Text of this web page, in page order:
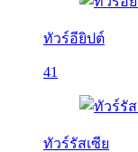
ทัวร์อียิปต์
41
ทัวร์รัสเซีย